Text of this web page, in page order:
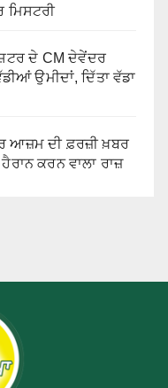
ਮਿਸਟਰੀ
ਦੇ CM ਦੇਵੇਂਦਰ
ਉਮੀਦਾਂ, ਦਿੱਤਾ ਵੱਡਾ
ਆਜ਼ਮ ਦੀ ਫ਼ਰਜ਼ੀ ਖ਼ਬਰ
ਕਰਨ ਵਾਲਾ ਰਾਜ਼